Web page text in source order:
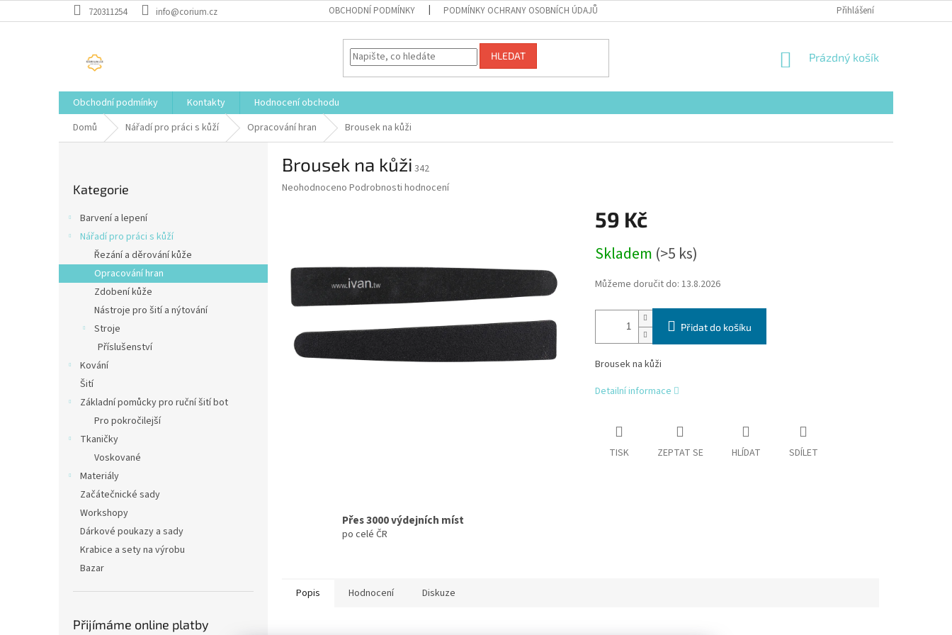
na
720311254 info@corium.cz OBCHODNÍ PODMÍNKY PODMÍNKY OCHRANY OSOBNÍCH ÚDAJŮ Přihlášení
HLEDAT
NÁKUPNÍ
Prázdný košík
Obchodní podmínky Kontakty
Hodnocení obchodu
Domů
Nářadí pro práci s kůží Opracování hran Brousek na kůži
kategorie
Kategorie
Barvení a lepení
Nářadí pro práci s kůží
Řezání a děrování kůže
Opracování hran
Zdobení kůže
Nástroje pro šití a nýtování
Stroje
Příslušenství
Kování
Šití
Základní pomůcky pro ruční šití bot
Pro pokročilejší
Tkaničky
Voskované
Materiály
Začátečnické sady
Workshopy
Dárkové poukazy a sady
Krabice a sety na výrobu
Bazar
Přijímáme online platby
Brousek na kůži 342
Průměrné
hvězdiček.
Neohodnoceno Podrobnosti hodnocení
59 Kč
cena:
Skladem (>5 ks)
Můžeme doručit do: 13.8.2026
Přidat do košíku
Brousek na kůži
Detailní informace
TISK ZEPTAT SE HLÍDAT SDÍLET
Přes 3000 výdejních míst
po celé ČR
Popis Hodnocení Diskuze